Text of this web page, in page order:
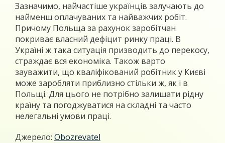
Зазначимо, найчастіше українців залучають до
найменш оплачуваних та найважчих робіт.
Причому Польща за рахунок заробітчан
покриває власний дефіцит ринку праці. В
Україні ж така ситуація призводить до перекосу,
страждає вся економіка. Також варто
зауважити, що кваліфікований робітник у Києві
може заробляти приблизно стільки ж, як і в
Польщі. Для цього не потрібно залишати рідну
країну та погоджуватися на складні та часто
нелегальні умови праці.
Джерело: Obozrevatel